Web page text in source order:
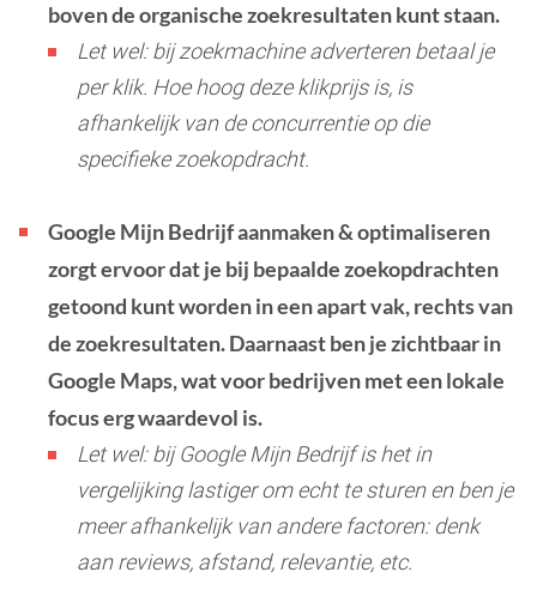
boven de organische zoekresultaten kunt staan.
Let wel: bij zoekmachine adverteren betaal je
per klik. Hoe hoog deze klikprijs is, is
afhankelijk van de concurrentie op die
specifieke zoekopdracht.
Google Mijn Bedrijf aanmaken & optimaliseren
zorgt ervoor dat je bij bepaalde zoekopdrachten
getoond kunt worden in een apart vak, rechts van
de zoekresultaten. Daarnaast ben je zichtbaar in
Google Maps, wat voor bedrijven met een lokale
focus erg waardevol is.
Let wel: bij Google Mijn Bedrijf is het in
vergelijking lastiger om echt te sturen en ben je
meer afhankelijk van andere factoren: denk
aan reviews, afstand, relevantie, etc.